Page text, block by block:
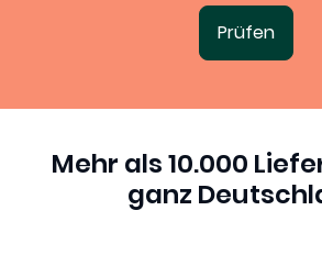
Prüfen
Mehr als 10.000
ganz